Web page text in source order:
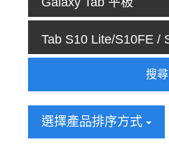
搜尋
選擇產品排序方式